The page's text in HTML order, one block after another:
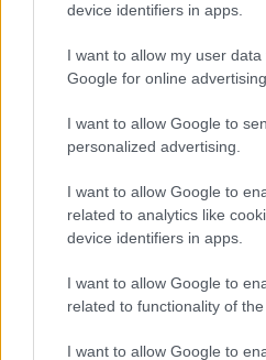
device identifiers in apps.
I want to allow my user
Google for online
I want to allow Google to
personalized advertising.
I want to allow Google to
related to analytics like
device identifiers in apps.
I want to allow Google to
related to functionality of
I want to allow Google to